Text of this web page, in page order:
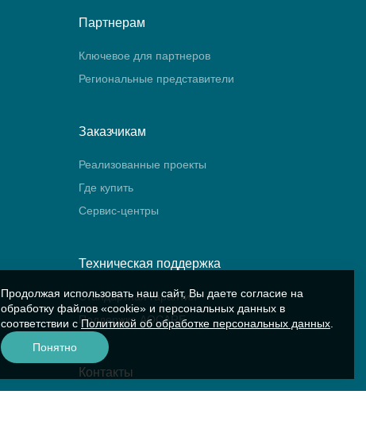
Партнерам
Ключевое для партнеров
Региональные представители
Заказчикам
Реализованные проекты
Где купить
Сервис-центры
Техническая поддержка
Стандартная гарантия
Поддержка AQCARE
Контакты
Продолжая использовать наш сайт, Вы даете согласие на
обработку файлов «cookie» и персональных данных в
соответствии сПолитикой об обработке персональных данных
Понятно